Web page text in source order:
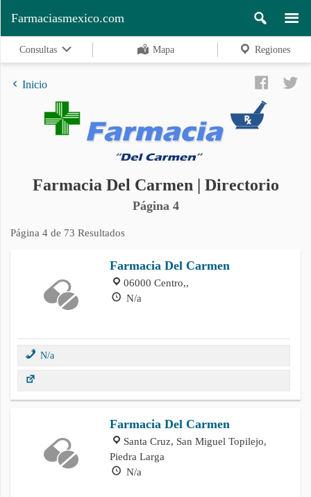
Regiones
Buscar
Contacto
Farmaciasmexico.com
Consultas Mapa Regiones
Inicio
Farmacia Del Carmen | Directorio
Página 4
Página 4 de 73 Resultados
Farmacia Del Carmen
06000 Centro,,
N/a
N/a
Farmacia Del Carmen
Santa Cruz, San Miguel Topilejo,
Piedra Larga
N/a